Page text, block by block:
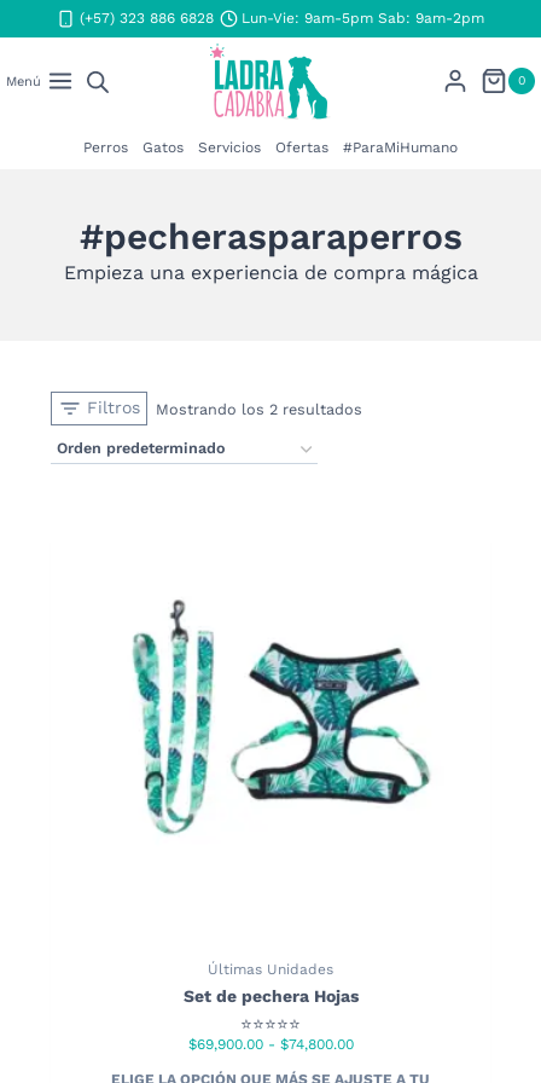
al
(+57) 323 886 6828 Lun-Vie: 9am-5pm Sab: 9am-2pm
Menú 0
Perros Gatos Servicios Ofertas #ParaMiHumano
#pecherasparaperros
Empieza una experiencia de compra mágica
Filtros Mostrando los 2 resultados
Últimas Unidades
Set de pechera Hojas
⭐⭐⭐⭐⭐
$69,900.00 - $74,800.00Rango